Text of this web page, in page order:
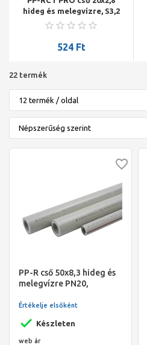
hideg és melegvízre, S3,2
SDR7,4, 4fm/szál, Slovarm
524 Ft
22 termék
PP-R cső 50x8,3 hideg és
melegvízre PN20,
Készleten
Értékelje elsőként
web ár